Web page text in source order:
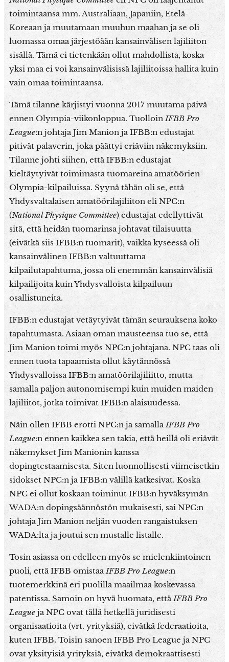
toimintaansa mm. Australiaan, Japaniin, Etelä-
Koreaan ja muutamaan muuhun maahan ja se oli
luomassa omaa järjestöään kansainvälisen lajiliiton
sisällä. Tämä ei tietenkään ollut mahdollista, koska
yksi maa ei voi kansainvälisissä lajiliitoissa hallita kuin
vain omaa toimintaansa.
Tämä tilanne kärjistyi vuonna 2017 muutama päivä
ennen Olympia-viikonloppua. TuolloinIFBB Pro
League:n johtaja Jim Manion ja IFBB:n edustajat
pitivät palaverin, joka päättyi eriäviin näkemyksiin.
Tilanne johti siihen, että IFBB:n edustajat
kieltäytyivät toimimasta tuomareina amatöörien
Olympia-kilpailuissa. Syynä tähän oli se, että
Yhdysvaltalaisen amatöörilajiliiton eli NPC:n
(National Physique Committee) edustajat edellyttivät
sitä, että heidän tuomarinsa johtavat tilaisuutta
(eivätkä siis IFBB:n tuomarit), vaikka kyseessä oli
kansainvälinen IFBB:n valtuuttama
kilpailutapahtuma, jossa oli enemmän kansainvälisiä
kilpailijoita kuin Yhdysvalloista kilpailuun
osallistuneita.
IFBB:n edustajat vetäytyivät tämän seurauksena koko
tapahtumasta. Asiaan oman mausteensa tuo se, että
Jim Manion toimi myös NPC:n johtajana. NPC taas oli
ennen tuota tapaamista ollut käytännössä
Yhdysvalloissa IFBB:n amatöörilajiliitto, mutta
samalla paljon autonomisempi kuin muiden maiden
lajiliitot, jotka toimivat IFBB:n alaisuudessa.
Näin ollen IFBB erotti NPC:n ja samallaIFBB Pro
League:n ennen kaikkea sen takia, että heillä oli eriävät
näkemykset Jim Manionin kanssa
dopingtestaamisesta. Siten luonnollisesti viimeisetkin
sidokset NPC:n ja IFBB:n välillä katkesivat. Koska
NPC ei ollut koskaan toiminut IFBB:n hyväksymän
WADA:n dopingsäännöstön mukaisesti, sai NPC:n
johtaja Jim Manion neljän vuoden rangaistuksen
WADA:lta ja joutui sen mustalle listalle.
Tosin asiassa on edelleen myös se mielenkiintoinen
puoli, että IFBB omistaaIFBB Pro League:n
tuotemerkkinä eri puolilla maailmaa koskevassa
patentissa. Samoin on hyvä huomata, ettäIFBB Pro
League ja NPC ovat tällä hetkellä juridisesti
organisaatioita (vrt. yrityksiä), eivätkä federaatioita,
kuten IFBB.Toisin sanoen IFBB Pro League ja NPC
ovat yksityisiä yrityksiä, eivätkä demokraattisesti